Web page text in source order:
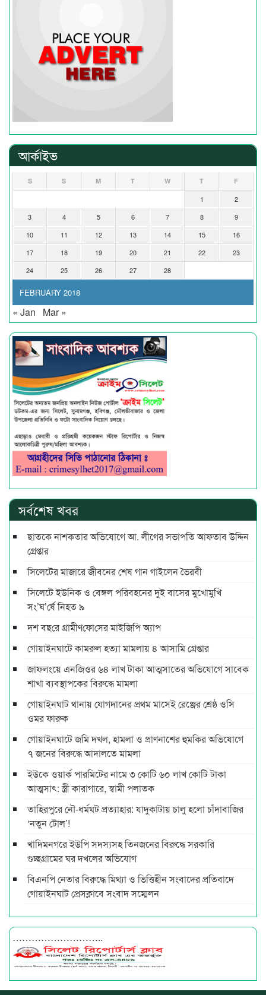
আর্কাইভ
FEBRUARY 2018
S S M T W T F
1
2
3
4 5 6 7 8
9
10
11 12 13 14 15
16
17
18 19 20 21 22
23
24
25 26 27 28
« Jan Mar »
সর্বশেষ খবর
ছাতকে নাশকতার অভিযোগে আ. লীগের সভাপ‌তি আফতাব উদ্দিন
গ্রেপ্তার
সিলেটের মাজারে জীবনের শেষ গান গাইলেন ভৈরবী
সিলেটে ইউনিক ও বেঙ্গল পরিবহনের দুই বাসের মুখোমুখি
সং’ঘ’র্ষে নিহত ৯
দশ বছ‌রে গ্রামীণ‌ফো‌সের মাইজিপি অ্যাপ
গোয়াইনঘাটে কামরুল হত্যা মামলায় ৪ আসামি গ্রেপ্তার
জাফলংয়ে এনজিওর ৬৪ লাখ টাকা আত্মসাতের অভিযোগে সাবেক
শাখা ব্যবস্থাপকের বিরুদ্ধে মামলা
গোয়াইনঘাট থানায় যোগদানের প্রথম মাসেই রেঞ্জের শ্রেষ্ঠ ওসি
ওমর ফারুক
গোয়াইনঘাটে জমি দখল, হামলা ও প্রাণনাশের হুমকির অভিযোগে
৭ জনের বিরুদ্ধে আদালতে মামলা
ইউকে ওয়ার্ক পারমিটের নামে ৩ কোটি ৬০ লাখ কোটি টাকা
আত্মসাৎ: স্ত্রী কারাগারে, স্বামী পলাতক
তাহিরপুরে নৌ-ধর্মঘট প্রত্যাহার: যাদুকাটায় চালু হলো চাঁদাবাজির
‘নতুন টোল’!
খাদিমনগরে ইউপি সদস্যসহ তিনজনের বিরুদ্ধে সরকারি
গুচ্ছগ্রামের ঘর দখলের অভিযোগ
বিএনপি নেতার বিরুদ্ধে মিথ্যা ও ভিত্তিহীন সংবাদের প্রতিবাদে
গোয়াইনঘাট প্রেসক্লাবে সংবাদ সম্মেলন
………………………..